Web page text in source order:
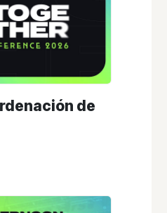
de